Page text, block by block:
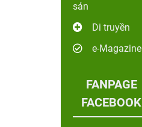
sản
Di truyền
e-Magazine
FANPAGE
FACEBOOK